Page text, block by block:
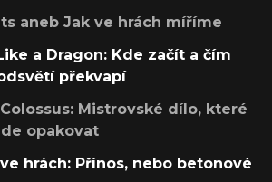
aneb Jak ve hrách míříme
a Dragon: Kde začít a čím
překvapí
Mistrovské dílo, které
opakovat
hrách: Přínos, nebo betonové